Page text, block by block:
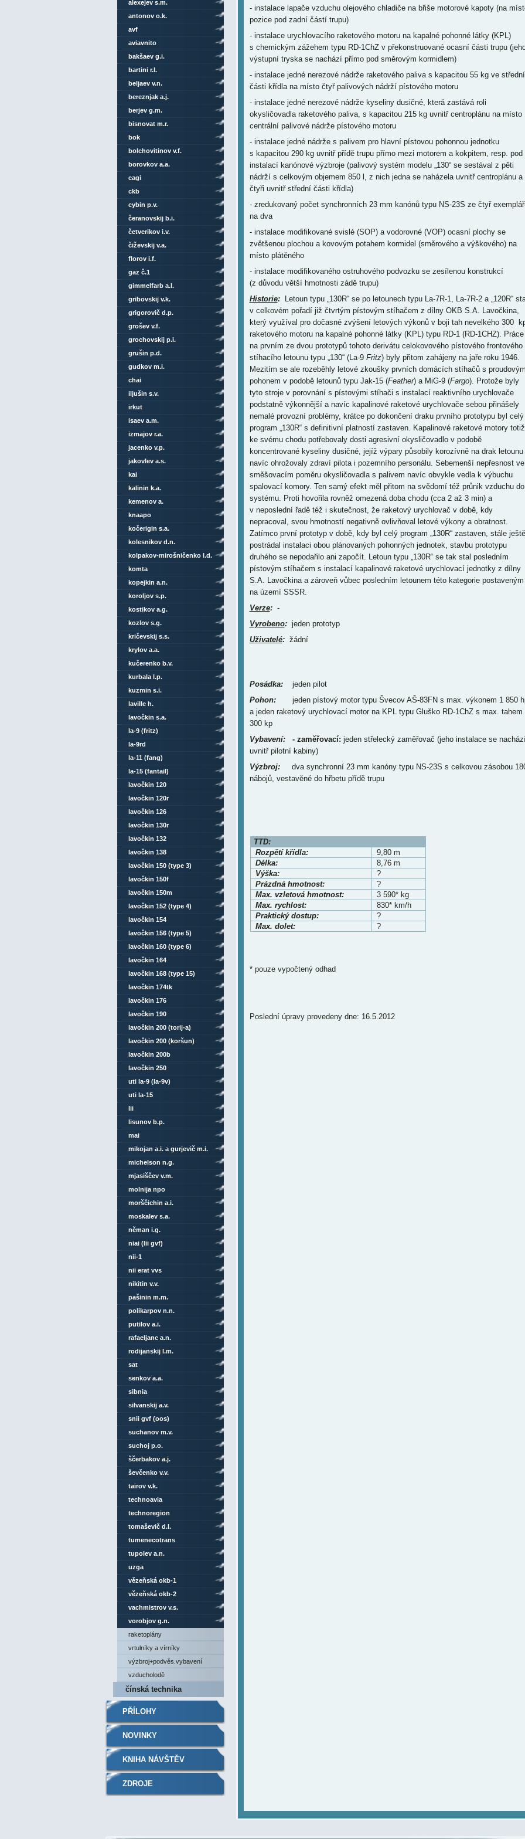
- instalace lapače vzduchu olejového chladiče na břiše motorové kapoty (na
pozice pod zadní částí trupu)
- instalace urychlovacího raketového motoru na kapalné pohonné látky (KPL)
s chemickým zážehem typu RD-1ChZ v překonstruované ocasní části trupu
výstupní tryska se nachází přímo pod směrovým kormidlem)
- instalace jedné nerezové nádrže raketového paliva s kapacitou 55 kg ve střední
části křídla na místo čtyř palivových nádrží pístového motoru
- instalace jedné nerezové nádrže kyseliny dusičné, která zastává roli
okysličovadla raketového paliva, s kapacitou 215 kg uvnitř centroplánu na místo
centrální palivové nádrže pístového motoru
- instalace jedné nádrže s palivem pro hlavní pístovou pohonnou jednotku
s kapacitou 290 kg uvnitř přídě trupu přímo mezi motorem a kokpitem, resp. pod
instalací kanónové výzbroje (palivový systém modelu „130“ se sestával z pěti
nádrží s celkovým objemem 850 l, z nich jedna se naházela uvnitř centroplánu a
čtyři uvnitř střední části křídla)
- zredukovaný počet synchronních 23 mm kanónů typu NS-23S ze čtyř
na dva
- instalace modifikované svislé (SOP) a vodorovné (VOP) ocasní plochy se
zvětšenou plochou a kovovým potahem kormidel (směrového a výškového) na
místo plátěného
- instalace modifikovaného ostruhového podvozku se zesílenou konstrukcí
(z důvodu větší hmotnosti zádě trupu)
Historie:Letoun typu „130R“ se po letounech typu La-7R-1, La-7R-2 a „120R“
v celkovém pořadí již čtvrtým pístovým stíhačem z dílny OKB S.A. Lavočkina,
který využíval pro dočasné zvýšení letových výkonů v boji tah nevelkého 300
raketového motoru na kapalné pohonné látky (KPL) typu RD-1 (RD-1CHZ). Práce
na prvním ze dvou prototypů tohoto derivátu celokovového pístového frontového
stíhacího letounu typu „130“ (La-9 Fritz) byly přitom zahájeny na jaře roku 1946.
Mezitím se ale rozeběhly letové zkoušky prvních domácích stíhačů s proudovým
pohonem v podobě letounů typu Jak-15 (Feather) a MiG-9 (Fargo). Protože byly
tyto stroje v porovnání s pístovými stíhači s instalací reaktivního urychlovače
podstatně výkonnější a navíc kapalinové raketové urychlovače sebou přinášely
nemalé provozní problémy, krátce po dokončení draku prvního prototypu byl celý
program „130R“ s definitivní platností zastaven. Kapalinové raketové motory totiž
ke svému chodu potřebovaly dosti agresivní okysličovadlo v podobě
koncentrované kyseliny dusičné, jejíž výpary působily korozívně na drak letounu
navíc ohrožovaly zdraví pilota i pozemního personálu. Sebemenší nepřesnost ve
směšovacím poměru okysličovadla s palivem navíc obvykle vedla k výbuchu
spalovací komory. Ten samý efekt měl přitom na svědomí též průnik vzduchu do
systému. Proti hovořila rovněž omezená doba chodu (cca 2 až 3 min) a
v neposlední řadě též i skutečnost, že raketový urychlovač v době, kdy
nepracoval, svou hmotností negativně ovlivňoval letové výkony a obratnost.
Zatímco první prototyp v době, kdy byl celý program „130R“ zastaven, stále ještě
postrádal instalaci obou plánovaných pohonných jednotek, stavbu prototypu
druhého se nepodařilo ani započít. Letoun typu „130R“ se tak stal posledním
pístovým stíhačem s instalací kapalinové raketové urychlovací jednotky z dílny
S.A. Lavočkina a zároveň vůbec posledním letounem této kategorie postaveným
na území SSSR.
Verze:-
Vyrobeno:jeden prototyp
Uživatelé:žádní
Posádka:jeden pilot
Pohon:jeden pístový motor typu Švecov AŠ-83FN s max. výkonem 1 850
a jeden raketový urychlovací motor na KPL typu Gluško RD-1ChZ s max. tahem
300 kp
Vybavení: - zaměřovací: jeden střelecký zaměřovač (jeho instalace se
uvnitř pilotní kabiny)
Výzbroj:dva synchronní 23 mm kanóny typu NS-23S s celkovou zásobou
nábojů, vestavěné do hřbetu přídě trupu
TTD:
Rozpětí křídla:
9,80 m
Délka:
8,76 m
Výška:
?
Prázdná hmotnost:
?
Max. vzletová hmotnost:
3 590* kg
Max. rychlost:
830* km/h
Praktický dostup:
?
Max. dolet:
?
* pouze vypočtený odhad
Poslední úpravy provedeny dne: 16.5.2012
alexejev s.m.
antonov o.k.
avf
aviavnito
bakšaev g.i.
bartini r.l.
beljaev v.n.
bereznjak a.j.
berjev g.m.
bisnovat m.r.
bok
bolchovitinov v.f.
borovkov a.a.
cagi
ckb
cybin p.v.
čeranovskij b.i.
četverikov i.v.
čiževskij v.a.
florov i.f.
gaz č.1
gimmelfarb a.l.
gribovskij v.k.
grigorovič d.p.
grošev v.f.
grochovskij p.i.
grušin p.d.
gudkov m.i.
chai
iljušin s.v.
irkut
isaev a.m.
izmajov r.a.
jacenko v.p.
jakovlev a.s.
kai
kalinin k.a.
kemenov a.
knaapo
kočerigin s.a.
kolesnikov d.n.
kolpakov-mirošničenko l.d.
komta
kopejkin a.n.
koroljov s.p.
kostikov a.g.
kozlov s.g.
kričevskij s.s.
krylov a.a.
kučerenko b.v.
kurbala l.p.
kuzmin s.i.
laville h.
lavočkin s.a.
la-9 (fritz)
la-9rd
la-11 (fang)
la-15 (fantail)
lavočkin 120
lavočkin 120r
lavočkin 126
lavočkin 130r
lavočkin 132
lavočkin 138
lavočkin 150 (type 3)
lavočkin 150f
lavočkin 150m
lavočkin 152 (type 4)
lavočkin 154
lavočkin 156 (type 5)
lavočkin 160 (type 6)
lavočkin 164
lavočkin 168 (type 15)
lavočkin 174tk
lavočkin 176
lavočkin 190
lavočkin 200 (torij-a)
lavočkin 200 (koršun)
lavočkin 200b
lavočkin 250
uti la-9 (la-9v)
uti la-15
lii
lisunov b.p.
mai
mikojan a.i. a gurjevič m.i.
michelson n.g.
mjasiščev v.m.
molnija npo
morščichin a.i.
moskalev s.a.
něman i.g.
niai (lii gvf)
nii-1
nii erat vvs
nikitin v.v.
pašinin m.m.
polikarpov n.n.
putilov a.i.
rafaeljanc a.n.
rodijanskij l.m.
sat
senkov a.a.
sibnia
silvanskij a.v.
snii gvf (oos)
suchanov m.v.
suchoj p.o.
ščerbakov a.j.
ševčenko v.v.
tairov v.k.
technoavia
technoregion
tomaševič d.l.
tumenecotrans
tupolev a.n.
uzga
vězeňská okb-1
vězeňská okb-2
vachmistrov v.s.
vorobjov g.n.
raketoplány
vrtulníky a vírníky
výzbroj+podvěs.vybavení
vzducholodě
čínská technika
PŘÍLOHY
NOVINKY
KNIHA NÁVŠTĚV
ZDROJE